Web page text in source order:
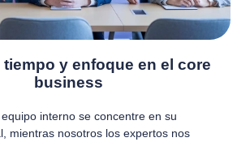
y enfoque en el core
business
interno se concentre en su
mientras nosotros los expertos nos